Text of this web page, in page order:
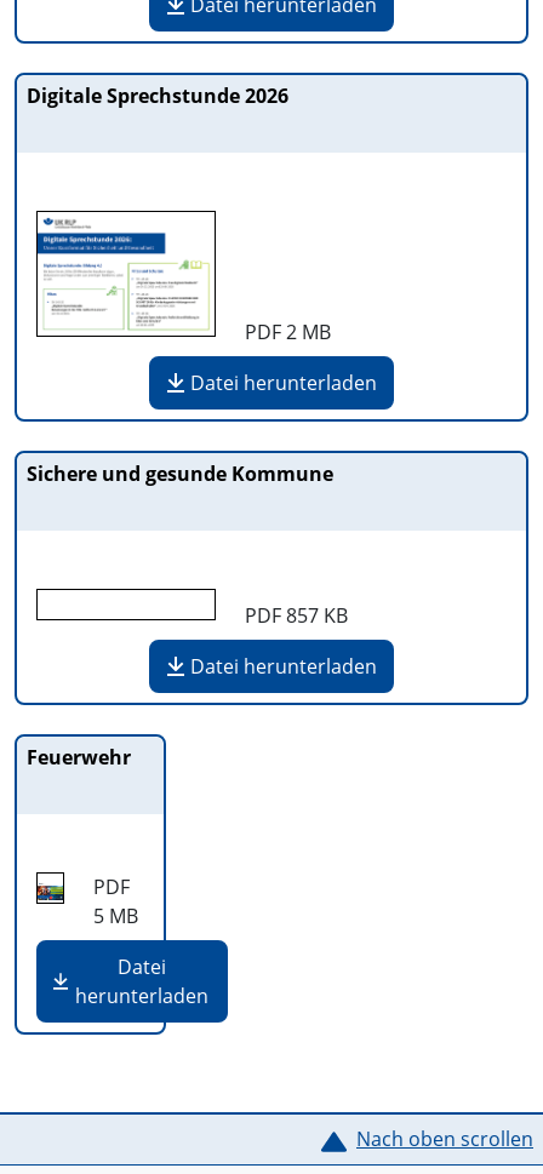
Digitale Sprechstunde 2026
PDF2 MB
Datei herunterladen
Sichere und gesunde Kommune
PDF857 KB
Datei herunterladen
Feuerwehr
PDF
5 MB
Datei
herunterladen
Service Informationen Nach oben scrollen